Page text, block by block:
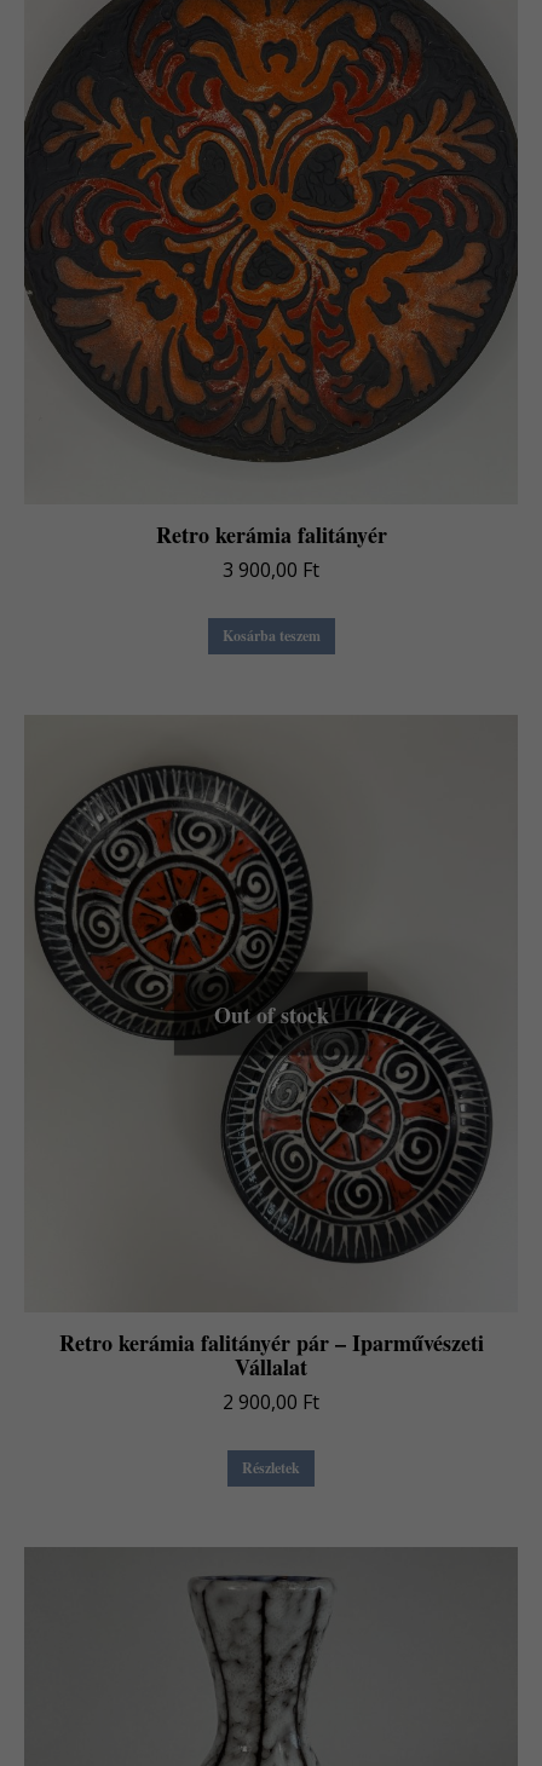
Retro kerámia falitányér
3 900,00 Ft
Kosárba teszem
Out of stock
Retro kerámia falitányér pár – Iparművészeti
Vállalat
2 900,00 Ft
Részletek